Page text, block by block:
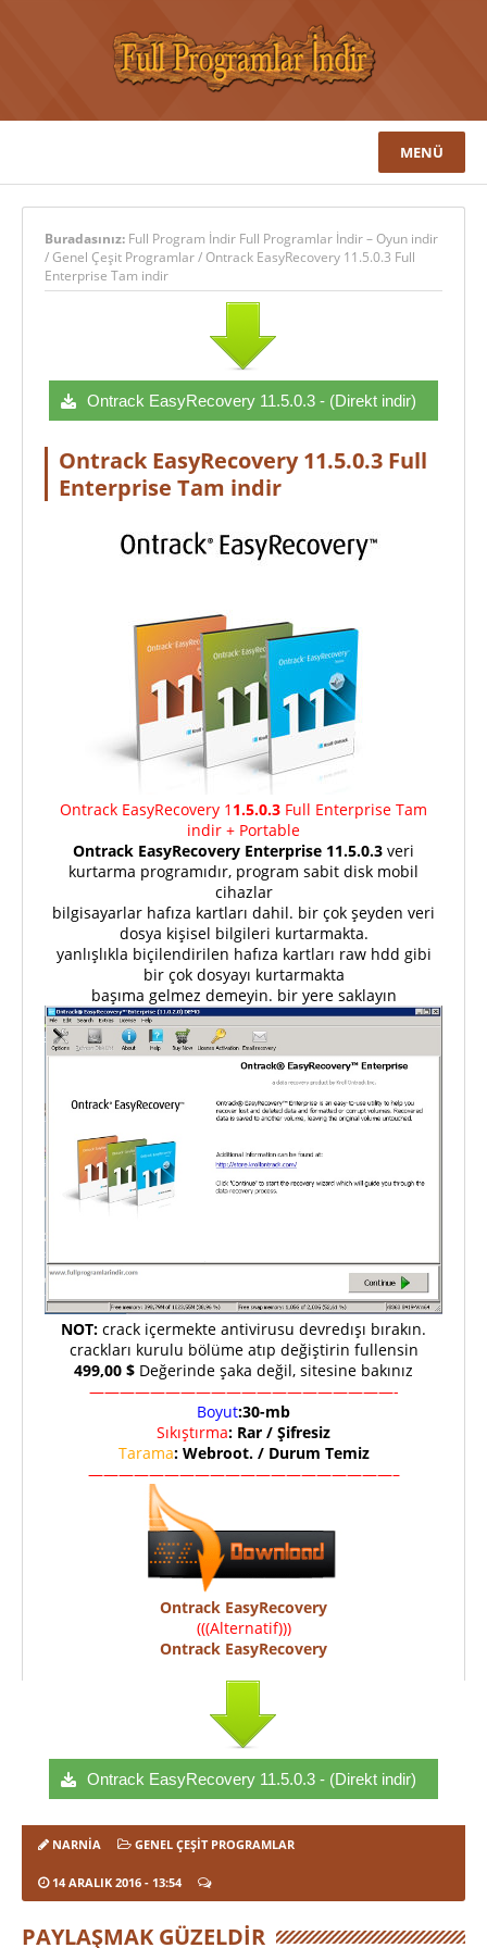
MENÜ
Buradasınız: Full Program İndir Full Programlar İndir – Oyun indir
/Genel Çeşit Programlar/Ontrack EasyRecovery 11.5.0.3 Full
Enterprise Tam indir
Ontrack EasyRecovery 11.5.0.3 - (Direkt indir)
Ontrack EasyRecovery 11.5.0.3 Full
Enterprise Tam indir
Ontrack EasyRecovery 1 1.5.0.3 Full Enterprise Tam
indir + Portable
Ontrack EasyRecovery Enterprise 11.5.0.3 veri
kurtarma programıdır, program sabit disk mobil
cihazlar
bilgisayarlar hafıza kartları dahil. bir çok şeyden veri
dosya kişisel bilgileri kurtarmakta.
yanlışlıkla biçilendirilen hafıza kartları raw hdd gibi
bir çok dosyayı kurtarmakta
başıma gelmez demeyin. bir yere saklayın
NOT: crack içermekte antivirusu devredışı bırakın.
crackları kurulu bölüme atıp değiştirin fullensin
499,00 $ Değerinde şaka değil, sitesine bakınız
————————————————————-
Boyut:30-mb
Sıkıştırma: Rar / Şifresiz
Tarama: Webroot. / Durum Temiz
————————————————————–
Ontrack EasyRecovery
(((Alternatif)))
Ontrack EasyRecovery
Ontrack EasyRecovery 11.5.0.3 - (Direkt indir)
NARNIA GENEL ÇEŞIT PROGRAMLAR
14 ARALIK 2016 - 13:54
PAYLAŞMAK GÜZELDIR